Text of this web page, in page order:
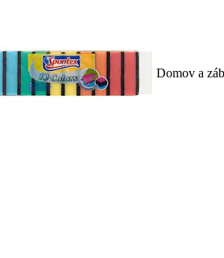
Domov a